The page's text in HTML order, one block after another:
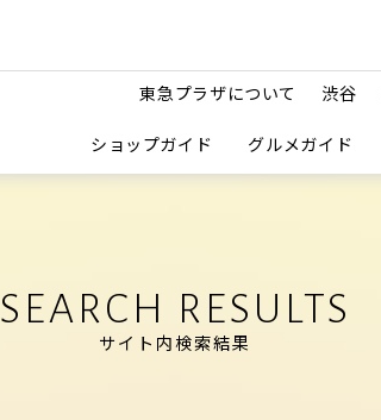
東急プラザについて 渋谷
ショップガイド グルメガイド
SEARCH RESULTS
サイト内検索結果